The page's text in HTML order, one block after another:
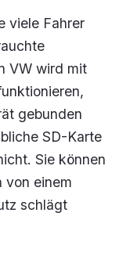
viele Fahrer
VW wird mit
gebunden
SD-Karte
Sie können
von einem
schlägt